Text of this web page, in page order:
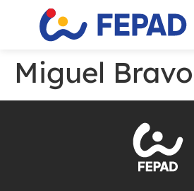
Miguel Bravo